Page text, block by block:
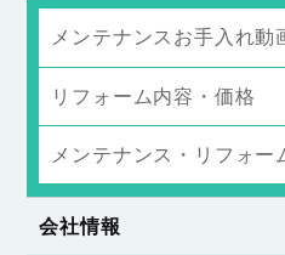
メンテナンスお手入れ動
リフォーム内容・価格
メンテナンス・リフォー
会社情報